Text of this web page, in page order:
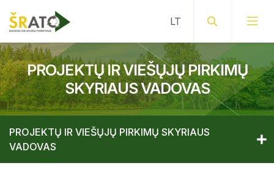
PROJEKTŲ IR VIEŠŲJŲ PIRKIMŲ
SKYRIAUS VADOVAS
PROJEKTŲ IR VIEŠŲJŲ PIRKIMŲ SKYRIAUS
VADOVAS